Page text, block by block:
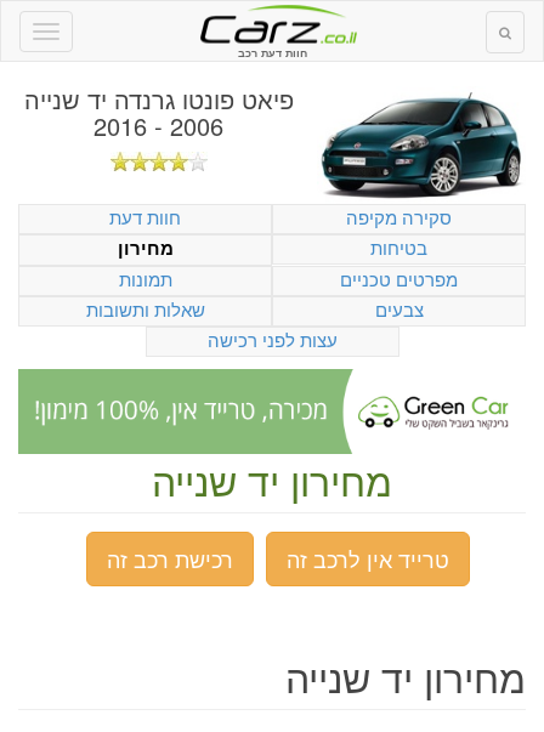
חוות דעת רכב
פיאט פונטו גרנדה יד שנייה
2006 - 2016
סקירה מקיפה
חוות דעת
בטיחות
מחירון
מפרטים טכניים
תמונות
צבעים
שאלות ותשובות
עצות לפני רכישה
מחירון יד שנייה
טרייד אין לרכב זה רכישת רכב זה
מחירון יד שנייה